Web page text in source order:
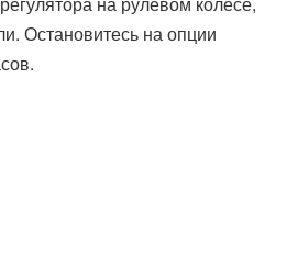
Остановитесь на опции